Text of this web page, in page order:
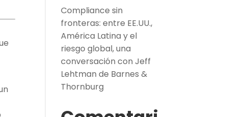
Compliance sin
fronteras: entre EE.UU.,
América Latina y el
riesgo global, una
conversación con Jeff
Lehtman de Barnes &
Thornburg